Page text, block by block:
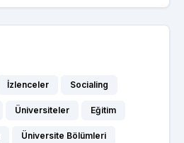
İzlenceler Socialing
Üniversiteler Eğitim
Üniversite Bölümleri